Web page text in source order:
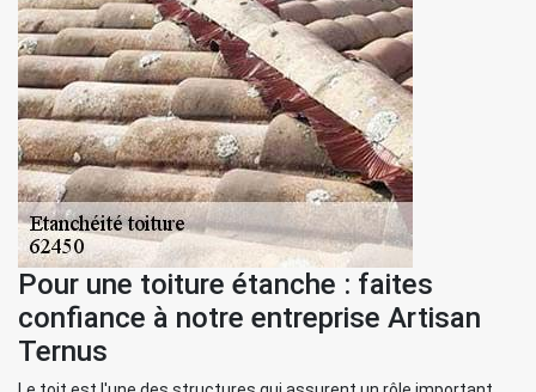
Pour une toiture étanche : faites
confiance à notre entreprise Artisan
Ternus